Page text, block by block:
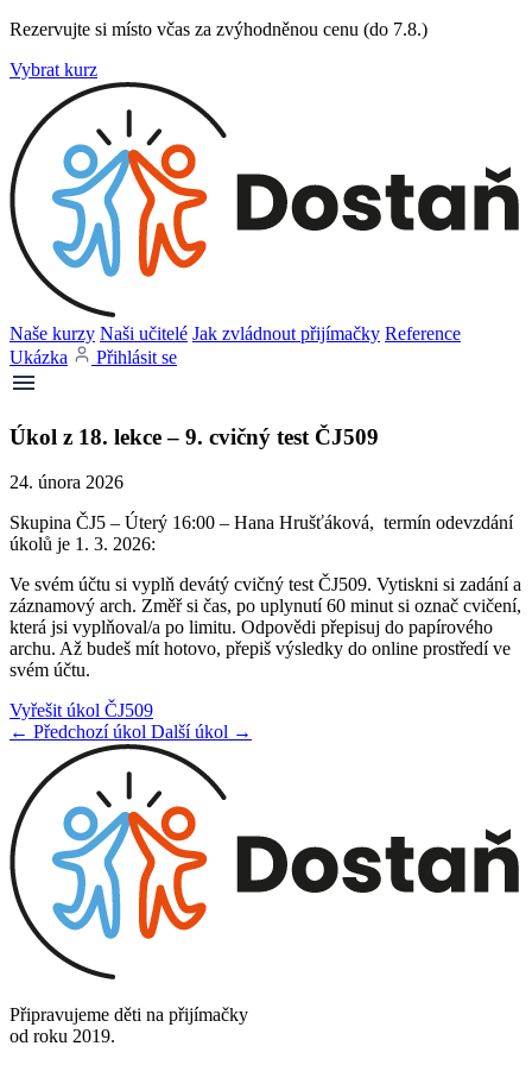
Rezervujte si místo včas za zvýhodněnou cenu (do 7.8.)
Vybrat kurz
Naše kurzy Naši učitelé Jak zvládnout přijímačky Reference
Ukázka
Přihlásit se
Úkol z 18. lekce – 9. cvičný test ČJ509
24. února 2026
Skupina ČJ5 – Úterý 16:00 – Hana Hrušťáková, termín odevzdání
úkolů je 1. 3. 2026:
Ve svém účtu si vyplň devátý cvičný test ČJ509. Vytiskni si zadání a
záznamový arch. Změř si čas, po uplynutí 60 minut si označ cvičení,
která jsi vyplňoval/a po limitu. Odpovědi přepisuj do papírového
archu. Až budeš mít hotovo, přepiš výsledky do online prostředí ve
svém účtu.
Vyřešit úkol ČJ509
← Předchozí úkol Další úkol →
Připravujeme děti na přijímačky
od roku 2019.